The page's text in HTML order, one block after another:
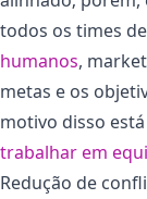
todos os times
humanos,
metas e os
motivo disso
trabalhar em
Redução de